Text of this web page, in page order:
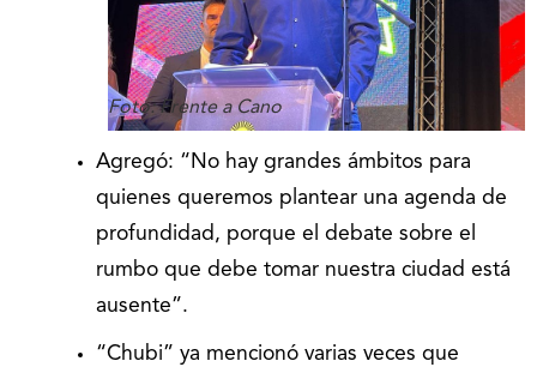
Foto: Frente a Cano
Agregó: “No hay grandes ámbitos para
quienes queremos plantear una agenda de
profundidad, porque el debate sobre el
rumbo que debe tomar nuestra ciudad está
ausente”.
“Chubi” ya mencionó varias veces que